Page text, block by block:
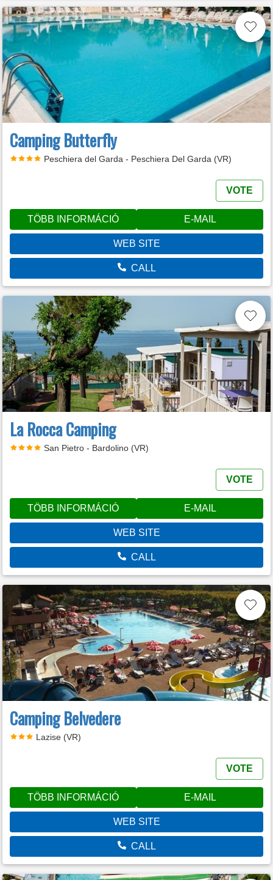
Camping Butterfly
Peschiera del Garda - Peschiera Del Garda (VR)
VOTE
TÖBB INFORMÁCIÓ E-MAIL
WEB SITE
CALL
La Rocca Camping
San Pietro - Bardolino (VR)
VOTE
TÖBB INFORMÁCIÓ E-MAIL
WEB SITE
CALL
Camping Belvedere
Lazise (VR)
VOTE
TÖBB INFORMÁCIÓ E-MAIL
WEB SITE
CALL